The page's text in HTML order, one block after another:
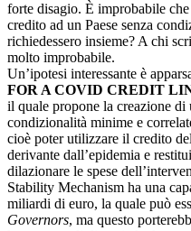
forte disagio. È improbabile
credito ad un Paese senza
richiedessero insieme? A chi
molto improbabile.
Un’ipotesi interessante è
FOR A COVID CREDIT
il quale propone la creazione di
condizionalità minime e
cioè poter utilizzare il credito
derivante dall’epidemia e
dilazionare le spese
Stability Mechanism ha una
miliardi di euro, la quale può
Governors, ma questo